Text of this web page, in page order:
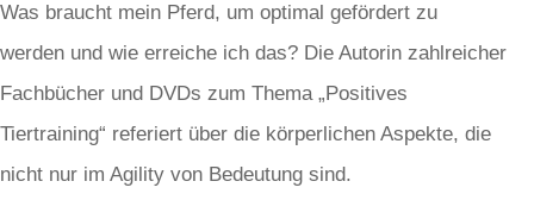
Was braucht mein Pferd, um optimal gefördert zu
werden und wie erreiche ich das? Die Autorin zahlreicher
Fachbücher und DVDs zum Thema „Positives
Tiertraining“ referiert über die körperlichen Aspekte, die
nicht nur im Agility von Bedeutung sind.